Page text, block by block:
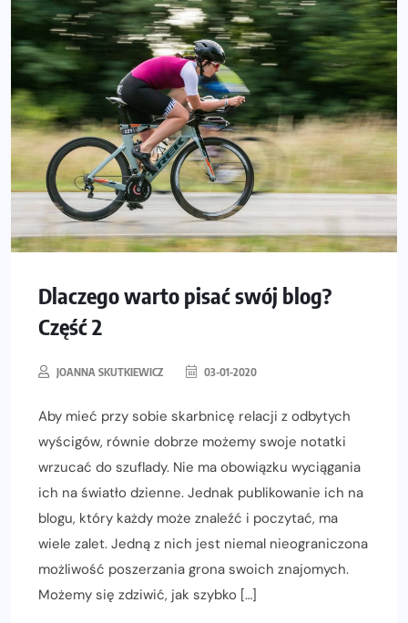
Dlaczego warto pisać swój blog?
Część 2
JOANNA SKUTKIEWICZ 03-01-2020
Aby mieć przy sobie skarbnicę relacji z odbytych
wyścigów, równie dobrze możemy swoje notatki
wrzucać do szuflady. Nie ma obowiązku wyciągania
ich na światło dzienne. Jednak publikowanie ich na
blogu, który każdy może znaleźć i poczytać, ma
wiele zalet. Jedną z nich jest niemal nieograniczona
możliwość poszerzania grona swoich znajomych.
Możemy się zdziwić, jak szybko […]